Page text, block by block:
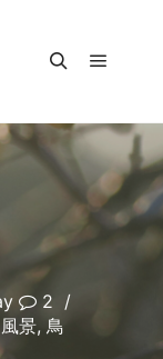
2
風景, 鳥